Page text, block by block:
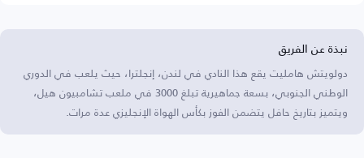
نبذة عن الفريق
دولويتش هامليت يقع هذا النادي في لندن، إنجلترا، حيث يلعب في الدوري
الوطني الجنوبي، بسعة جماهيرية تبلغ 3000 في ملعب تشامبيون هيل،
ويتميز بتاريخ حافل يتضمن الفوز بكأس الهواة الإنجليزي عدة مرات.